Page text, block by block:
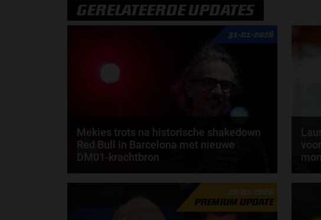
GERELATEERDE UPDATES
31-01-2026
Mekies trots na historische shakedown
Red Bull in Barcelona met nieuwe
DM01-krachtbron
Laurent Mekies kijkt met een tevreden gevoel terug
op de shakedown die Red Bull Racing afgelopen...
20-01-2026
PREMIUM UPDATE